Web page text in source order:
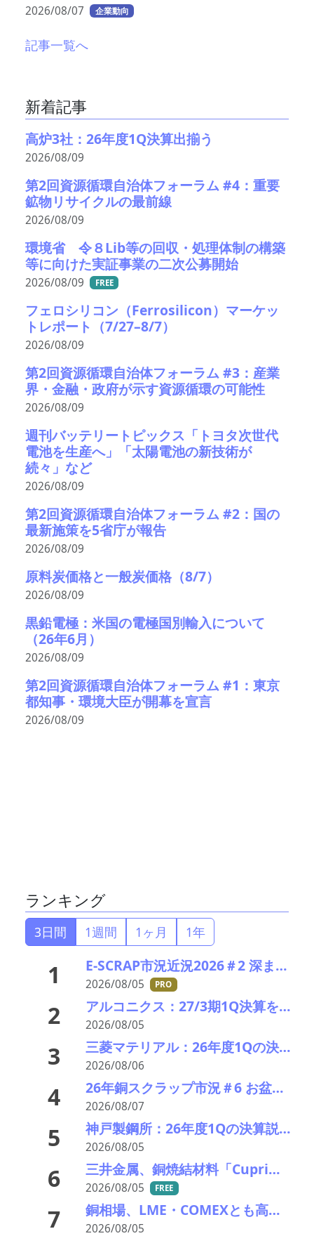
2026/08/07 企業動向
記事一覧へ
新着記事
高炉3社：26年度1Q決算出揃う
2026/08/09
第2回資源循環自治体フォーラム #4：重要
鉱物リサイクルの最前線
2026/08/09
環境省 令８Lib等の回収・処理体制の構築
等に向けた実証事業の二次公募開始
2026/08/09 FREE
フェロシリコン（Ferrosilicon）マーケッ
トレポート（7/27–8/7）
2026/08/09
第2回資源循環自治体フォーラム #3：産業
界・金融・政府が示す資源循環の可能性
2026/08/09
週刊バッテリートピックス「トヨタ次世代
電池を生産へ」「太陽電池の新技術が
続々」など
2026/08/09
第2回資源循環自治体フォーラム #2：国の
最新施策を5省庁が報告
2026/08/09
原料炭価格と一般炭価格（8/7）
2026/08/09
黒鉛電極：米国の電極国別輸入について
（26年6月）
2026/08/09
第2回資源循環自治体フォーラム #1：東京
都知事・環境大臣が開幕を宣言
2026/08/09
ランキング
3日間 1週間 1ヶ月 1年
1 E-SCRAP市況近況2026＃2 深まりゆくそれぞれの秋景色!?――ＪＸ金属、三菱マテリアルのいま
2026/08/05 PRO
2 アルコニクス：27/3期1Q決算を発表。業績見通し、配当を修正
2026/08/05
3 三菱マテリアル：26年度1Qの決算説明会を開催。業績見通しを大幅上方修正
2026/08/06
4 26年銅スクラップ市況＃6 お盆休暇前の異例の上げ相場――一気に40円上げ
2026/08/07
5 神戸製鋼所：26年度1Qの決算説明会を開催。売上高のみ上方修正だが・・・
2026/08/05
6 三井金属、銅焼結材料「Cuprima」が初の量産採用決定
2026/08/05 FREE
7 銅相場、LME・COMEXとも高値更新 米国向け流入と中国の供給逼迫が相場押し上げ
2026/08/05